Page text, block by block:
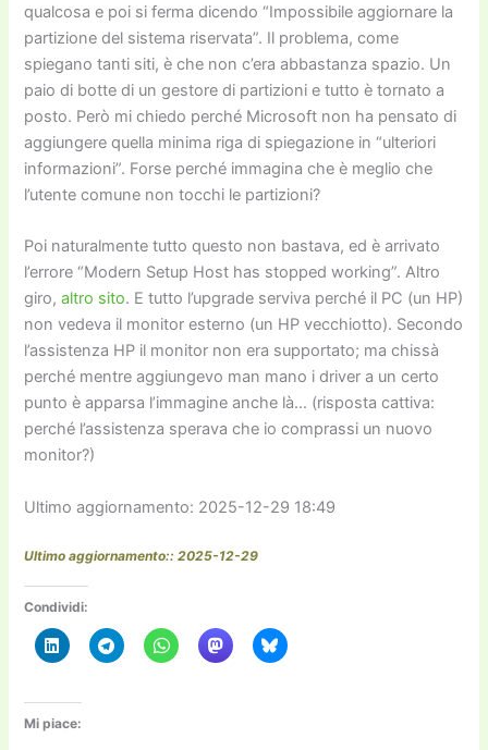
qualcosa e poi si ferma dicendo “Impossibile aggiornare la
partizione del sistema riservata”. Il problema, come
spiegano tanti siti, è che non c’era abbastanza spazio. Un
paio di botte di un gestore di partizioni e tutto è tornato a
posto. Però mi chiedo perché Microsoft non ha pensato di
aggiungere quella minima riga di spiegazione in “ulteriori
informazioni”. Forse perché immagina che è meglio che
l’utente comune non tocchi le partizioni?
Poi naturalmente tutto questo non bastava, ed è arrivato
l’errore “Modern Setup Host has stopped working”. Altro
giro,altro sito. E tutto l’upgrade serviva perché il PC (un HP)
non vedeva il monitor esterno (un HP vecchiotto). Secondo
l’assistenza HP il monitor non era supportato; ma chissà
perché mentre aggiungevo man mano i driver a un certo
punto è apparsa l’immagine anche là… (risposta cattiva:
perché l’assistenza sperava che io comprassi un nuovo
monitor?)
Ultimo aggiornamento: 2025-12-29 18:49
Ultimo aggiornamento:: 2025-12-29
Condividi:
Mi piace: